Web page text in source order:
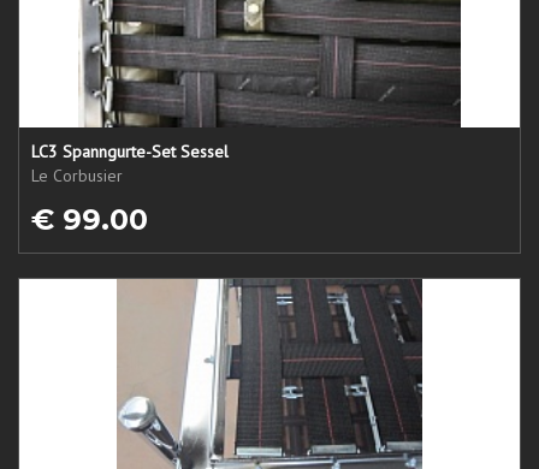
LC3 Spanngurte-Set Sessel
Le Corbusier
€ 99.00